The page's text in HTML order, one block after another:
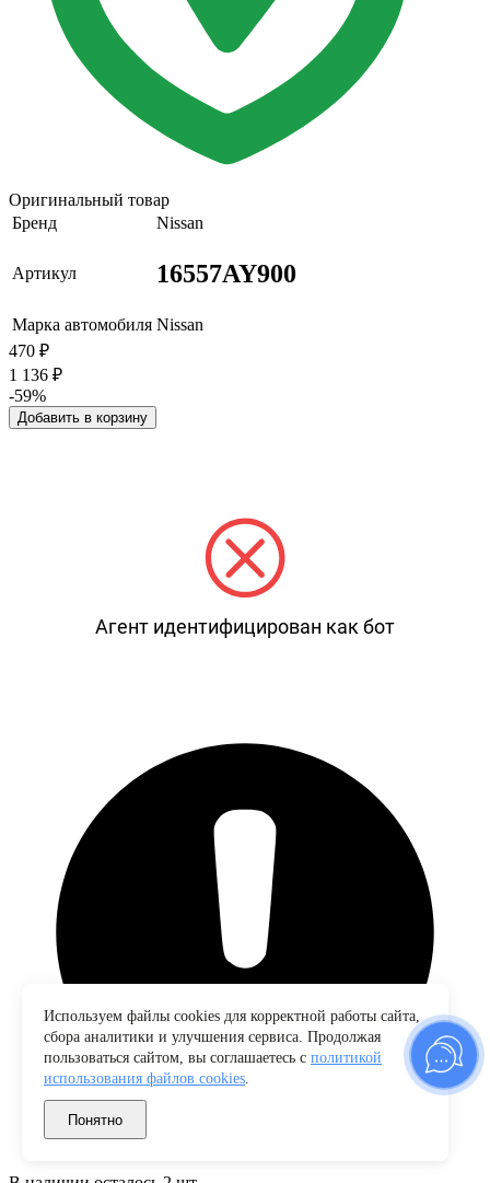
Оригинальный товар
Бренд
Nissan
Артикул 16557AY900
Марка автомобиля Nissan
470 ₽
1 136 ₽
-59%
Добавить в корзину
Агент идентифицирован как бот
Используем файлы cookies для корректной работы сайта,
сбора аналитики и улучшения сервиса. Продолжая
пользоваться сайтом, вы соглашаетесь с политикой
использования файлов cookies.
Понятно